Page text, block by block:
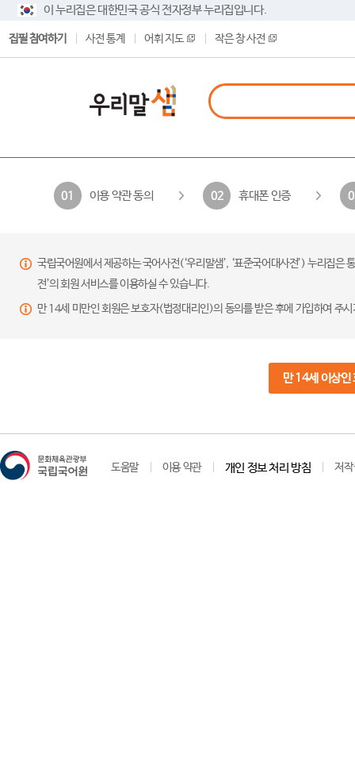
이 누리집은 대한민국 공식 전자정부 누리집입니다.
집필 참여하기 사전 통계 어휘 지도 작은 창 사전
01 이용 약관 동의 02 휴대폰 인증
국립국어원에서 제공하는 국어사전(‘우리말샘’, ‘표준국어대사전’) 누리집
전’의 회원 서비스를 이용하실 수 있습니다.
만 14세 미만인 회원은 보호자(법정대리인)의 동의를 받은 후에 가입하여 주
만 14세 이상인
도움말 이용 약관 개인 정보 처리 방침 저